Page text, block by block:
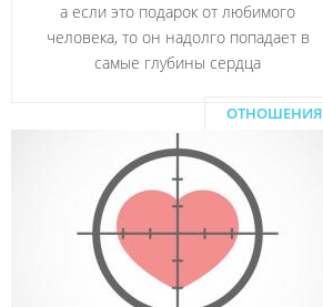
а если это подарок от любимого
человека, то он надолго попадает в
самые глубины сердца
ОТНОШЕНИЯ